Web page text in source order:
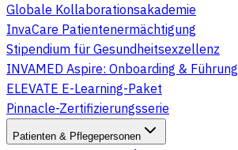
Globale Kollaborationsakademie
InvaCare Patientenermächtigung
Stipendium für Gesundheitsexzellenz
INVAMED Aspire: Onboarding & Führung
ELEVATE E-Learning-Paket
Pinnacle-Zertifizierungsserie
Patienten & Pflegepersonen